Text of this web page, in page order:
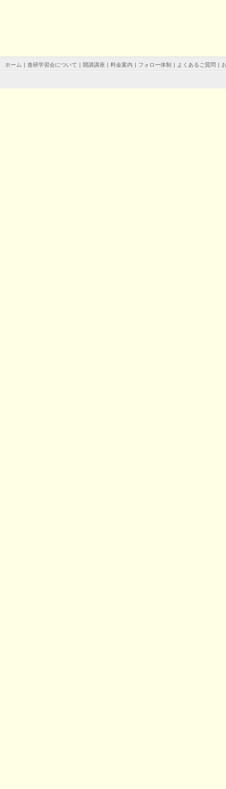
ホーム | 進研学習会について | 開講講座 | 料金案内 | フォロー体制 | よくあるご質問 |